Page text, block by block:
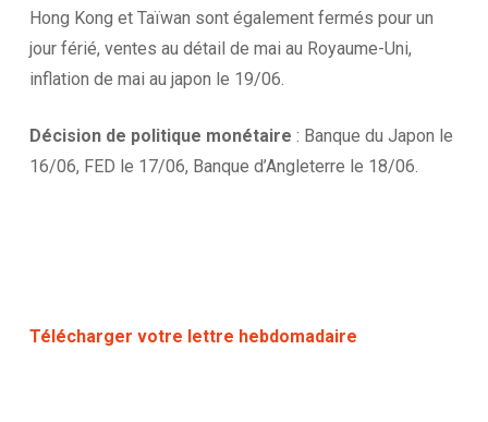
Hong Kong et Taïwan sont également fermés pour un
jour férié, ventes au détail de mai au Royaume-Uni,
inflation de mai au japon le 19/06.
Décision de politique monétaire : Banque du Japon le
16/06, FED le 17/06, Banque d’Angleterre le 18/06.
Télécharger votre lettre hebdomadaire